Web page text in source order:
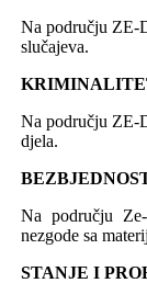
Na području ZE-
slučajeva.
Na području ZE-
djela.
Na području
nezgode sa
STANJE I